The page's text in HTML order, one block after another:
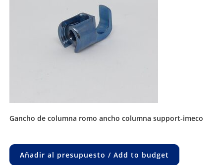
gancho de columna romo ancho columna support-imeco
Añadir al presupuesto / Add to budget